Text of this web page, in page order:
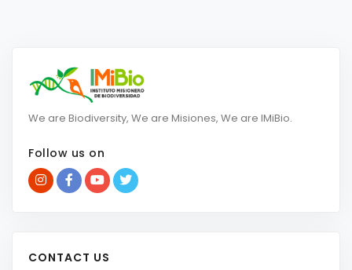
We are Biodiversity, We are Misiones, We are IMiBio.
Follow us on
CONTACT US